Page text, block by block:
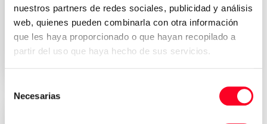
nuestros partners de redes sociales, publicidad y análisis
web, quienes pueden combinarla con otra información
que les haya proporcionado o que hayan recopilado a
partir del uso que haya hecho de sus servicios.
Necesarias
我接受条款和条件隐私政策*
申请正式预算